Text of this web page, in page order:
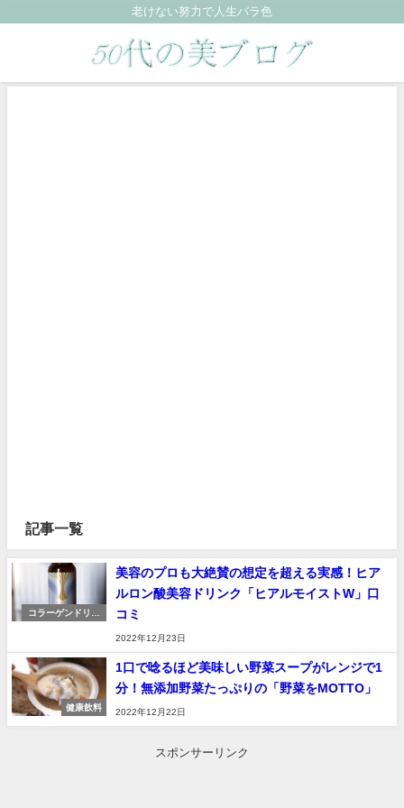
老けない努力で人生バラ色
記事一覧
コラーゲンドリン
美容のプロも大絶賛の想定を超える実感！ヒア
ルロン酸美容ドリンク「ヒアルモイストW」口
コミ
2022年12月23日
健康飲料
1口で唸るほど美味しい野菜スープがレンジで1
分！無添加野菜たっぷりの「野菜をMOTTO」
2022年12月22日
スポンサーリンク